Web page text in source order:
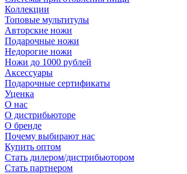
Коллекции
Топовые мультитулы
Авторские ножи
Подарочные ножи
Недорогие ножи
Ножи до 1000 рублей
Аксессуары
Подарочные сертификаты
Уценка
О нас
О дистрибьюторе
О бренде
Почему выбирают нас
Купить оптом
Стать дилером/дистрибьютором
Стать партнером